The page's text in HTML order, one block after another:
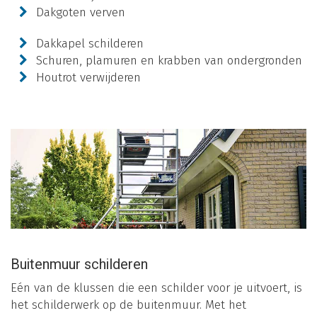
Dakgoten verven
Dakkapel schilderen
Schuren, plamuren en krabben van ondergronden
Houtrot verwijderen
Buitenmuur schilderen
Eén van de klussen die een schilder voor je uitvoert, is
het schilderwerk op de buitenmuur. Met het